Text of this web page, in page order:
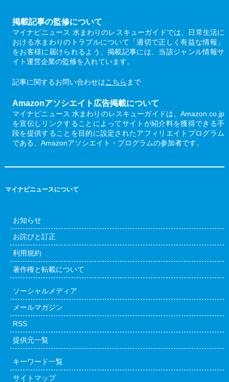
掲載記事の監修について
マイナビニュース 水まわりのレスキューガイドでは、日常生活に
おける水まわりのトラブルについて「適切で正しく有益な情報」
をお客様に届けられるよう、掲載記事には、当該ジャンル情報サ
イト運営企業の監修を入れています。
記事に関するお問い合わせはこちら まで
Amazonアソシエイト広告掲載について
マイナビニュース 水まわりのレスキューガイドは、Amazon.co.jp
を宣伝しリンクすることによってサイトが紹介料を獲得できる手
段を提供することを目的に設定されたアフィリエイトプログラム
である、Amazonアソシエイト・プログラムの参加者です。
マイナビニュースについて
お知らせ
お詫びと訂正
利用規約
著作権と転載について
ソーシャルメディア
メールマガジン
RSS
提供元一覧
キーワード一覧
サイトマップ